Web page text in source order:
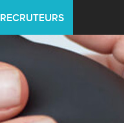
RECRUTEURS